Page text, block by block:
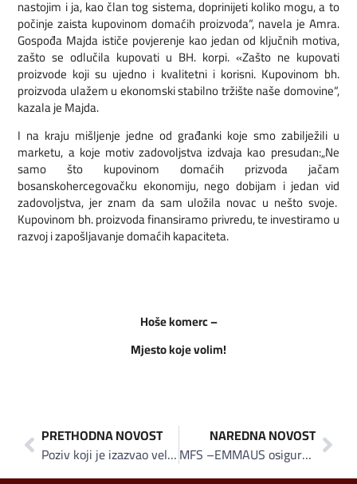
nastojim i ja, kao član tog sistema, doprinijeti koliko mogu, a to
počinje zaista kupovinom domaćih proizvoda“, navela je Amra.
Gospođa Majda ističe povjerenje kao jedan od ključnih motiva,
zašto se odlučila kupovati u BH. korpi. «Zašto ne kupovati
proizvode koji su ujedno i kvalitetni i korisni. Kupovinom bh.
proizvoda ulažem u ekonomski stabilno tržište naše domovine“,
kazala je Majda.
I na kraju mišljenje jedne od građanki koje smo zabilježili u
marketu, a koje motiv zadovoljstva izdvaja kao presudan:„Ne
samo što kupovinom domaćih prizvoda jačam
bosanskohercegovačku ekonomiju, nego dobijam i jedan vid
zadovoljstva, jer znam da sam uložila novac u nešto svoje.
Kupovinom bh. proizvoda finansiramo privredu, te investiramo u
razvoj i zapošljavanje domaćih kapaciteta.
Hoše komerc –
Mjesto koje volim!
PRETHODNA NOVOST
Poziv koji je izazvao veliku pažnju na društvenim mrežama: MS&WOOD nudi stipendije i posao svim srednjoškolcima koji upišu i završe drvoprerađivačku školu
NAREDNA NOVOST
MFS –EMMAUS osigurao iftare za više od 31.000 postača u BiH i u Siriji